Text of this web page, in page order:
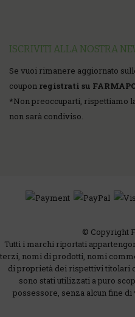
ISCRIVITI ALLA NOSTRA
Se vuoi rimanere aggiornato
coupon registrati su
*Non preoccuparti, rispettiamo
non sarà condiviso.
© Copyright
Tutti i marchi riportati
terzi, nomi di prodotti, nomi
di proprietà dei rispettivi titolari
sono stati utilizzati a puro
possessore, senza alcun fine